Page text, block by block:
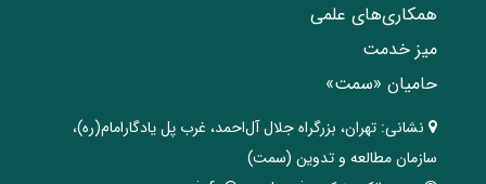
همکاری‌های علمی
میز خدمت
حامیان «سمت»
نشانی: تهران، ‌بزرگراه ‌جلال آل‌احمد، غرب پل يادگار‌امام(ره)‌،
سازمان مطالعه و تدوین‌ (سمت)